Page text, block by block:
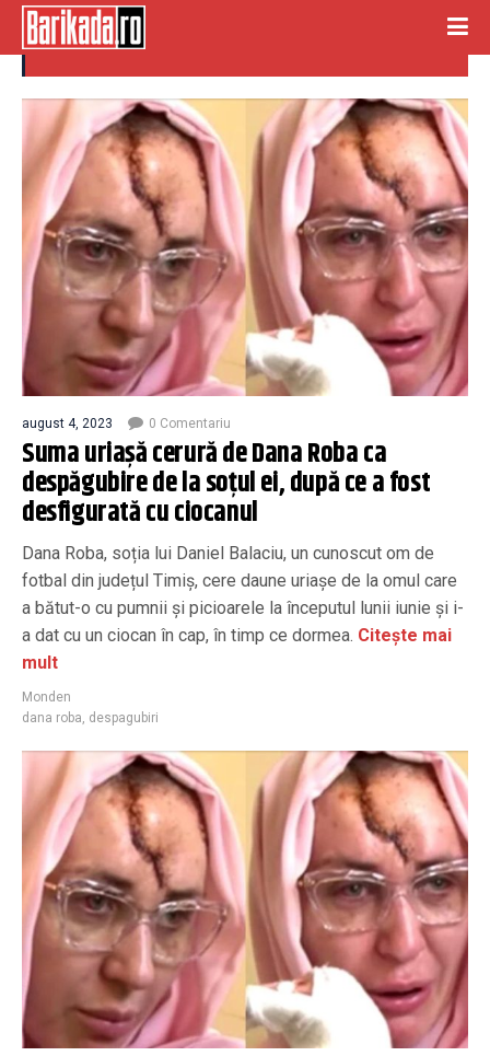
dana roba
august 4, 2023 0 Comentariu
Suma uriașă cerură de Dana Roba ca
despăgubire de la soțul ei, după ce a fost
desfigurată cu ciocanul
Dana Roba, soția lui Daniel Balaciu, un cunoscut om de
fotbal din județul Timiș, cere daune uriașe de la omul care
a bătut-o cu pumnii și picioarele la începutul lunii iunie și i-
a dat cu un ciocan în cap, în timp ce dormea. Citește mai
mult
Monden
dana roba, despagubiri